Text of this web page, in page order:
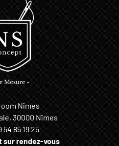
Nîmes
30000 Nîmes
54 85 19 25
sur rendez-vous